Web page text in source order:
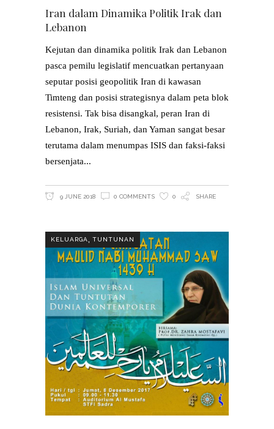
Iran dalam Dinamika Politik Irak dan
Lebanon
Kejutan dan dinamika politik Irak dan Lebanon
pasca pemilu legislatif mencuatkan pertanyaan
seputar posisi geopolitik Iran di kawasan
Timteng dan posisi strategisnya dalam peta blok
resistensi. Tak bisa disangkal, peran Iran di
Lebanon, Irak, Suriah, dan Yaman sangat besar
terutama dalam menumpas ISIS dan faksi-faksi
bersenjata
9 JUNE 2018 0 COMMENTS 0 SHARE
KELUARGA, TUNTUNAN